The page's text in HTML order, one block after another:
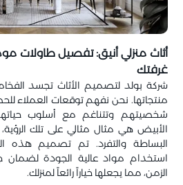
أثاث منزلي أنيق: تفصيل طاولات
غرفتك
شركة بولد لتصميم الأثاث تجسد
منتجاتها. نحن نفهم توقعات العملاء
شخصيتهم وتتناغم مع أسلوب
الأبيض هي مثال مثالي على تلك الرؤية،
البساطة والتفرد. تم تصميم هذه
استخدام مواد عالية الجودة لضمان
الزمن، مما يجعلها خياراً رائعاً لمنزلك.